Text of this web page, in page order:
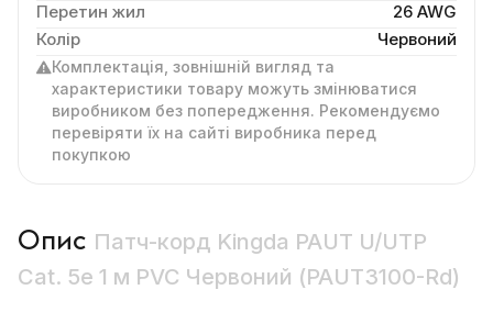
Перетин жил
26 AWG
Колір
Червоний
Комплектація, зовнішній вигляд та
характеристики товару можуть змінюватися
виробником без попередження. Рекомендуємо
перевіряти їх на сайті виробника перед
покупкою
Опис Патч-корд Kingda PAUT U/UTP
Cat. 5e 1 м PVC Червоний (PAUT3100-Rd)